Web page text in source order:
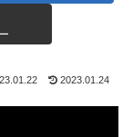
2023.01.24